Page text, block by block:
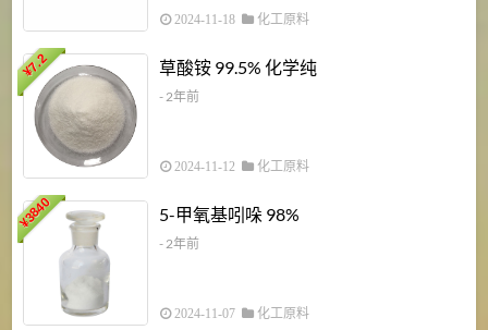
2024-11-18 化工原料
¥
7.2 草酸铵 99.5% 化学纯
- 2年前
2024-11-12 化工原料
¥
3840 5-甲氧基吲哚 98%
- 2年前
2024-11-07 化工原料